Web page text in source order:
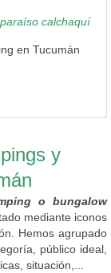
calchaquí
en Tucumán
y
o bungalow
mediante iconos
Hemos agrupado
público ideal,
situación,...